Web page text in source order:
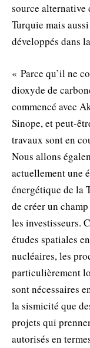
source alternative
Turquie mais
développés dans
« Parce qu’il ne
dioxyde de
commencé avec
Sinope, et peut-
travaux sont en
Nous allons
actuellement une
énergétique de la
de créer un
les investisseurs.
études spatiales
nucléaires, les
particulièrement
sont nécessaires
la sismicité que
projets qui
autorisés en